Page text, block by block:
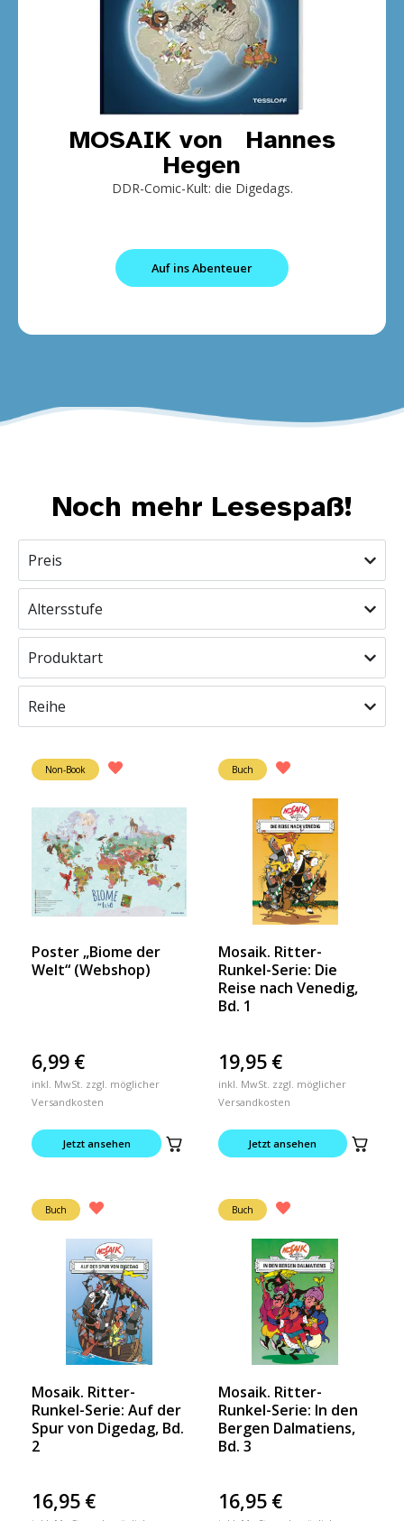
MOSAIK von Hannes
Hegen
DDR-Comic-Kult: die Digedags.
Auf ins Abenteuer
Noch mehr Lesespaß!
Preis
Altersstufe
Produktart
Reihe
Non-Book
Poster „Biome der
Welt“ (Webshop)
6,99 €
inkl. MwSt. zzgl. möglicher
Versandkosten
Jetzt ansehen
Buch
Mosaik. Ritter-
Runkel-Serie: Die
Reise nach Venedig,
Bd. 1
19,95 €
inkl. MwSt. zzgl. möglicher
Versandkosten
Jetzt ansehen
Buch
Mosaik. Ritter-
Runkel-Serie: Auf der
Spur von Digedag, Bd.
2
16,95 €
Buch
Mosaik. Ritter-
Runkel-Serie: In den
Bergen Dalmatiens,
Bd. 3
16,95 €